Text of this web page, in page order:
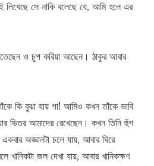
লিখেছে সে নাকি বলেছে যে, আমি হলে এর
ও চুপ করিয়া আছেন। ঠাকুর আবার
কি বুঝা যায় গা! আমিও কখন তাঁকে ভাবি
ভিতর আমাদের রেখেছেন। কখন তিনি হুঁশ
অজ্ঞানটা চলে যায়, আবার ঘিরে
খানিকটা জল দেখা যায়, আবার খানিকক্ষণ